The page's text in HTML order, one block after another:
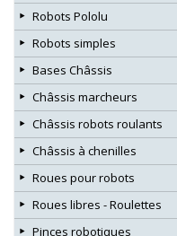
Robots Pololu
Robots simples
Bases Châssis
Châssis marcheurs
Châssis robots roulants
Châssis à chenilles
Roues pour robots
Roues libres - Roulettes
Pinces robotiques